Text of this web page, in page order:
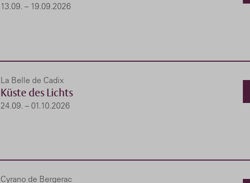
13.09. – 19.09.2026
La Belle de Cadix
Küste des Lichts
24.09. – 01.10.2026
Cyrano de Bergerac